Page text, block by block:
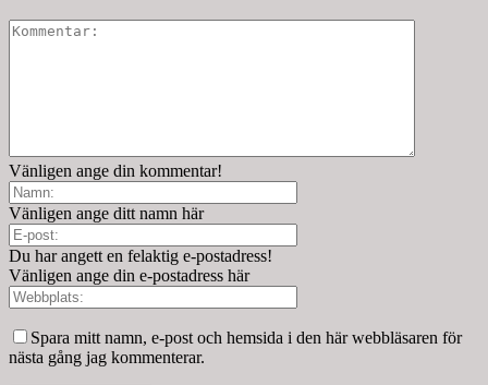
Vänligen ange din kommentar!
Vänligen ange ditt namn här
Du har angett en felaktig e-postadress!
Vänligen ange din e-postadress här
Spara mitt namn, e-post och hemsida i den här webbläsaren för
nästa gång jag kommenterar.